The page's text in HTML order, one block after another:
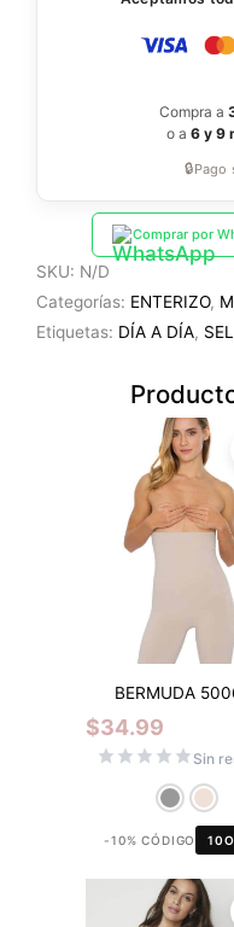
Compra a
o a 6 y 9
🔒Pago
Comprar por
SKU: N/D
Categorías: ENTERIZO,
Etiquetas: DÍA A DÍA,
BERMUDA
$34.99
Sin
-10% CÓDIGO